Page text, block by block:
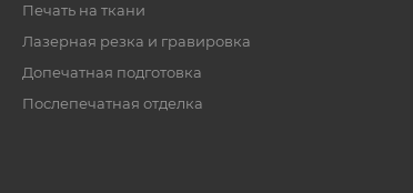
Печать на ткани
Лазерная резка и гравировка
Допечатная подготовка
Послепечатная отделка